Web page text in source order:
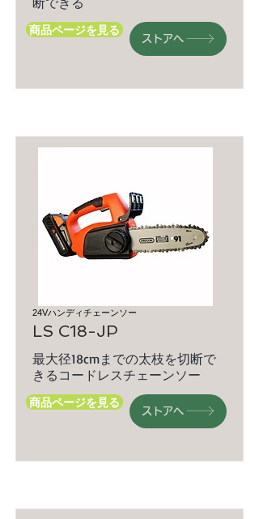
商品ページを見る
ストアへ
24Vハンディチェーンソー
LS C18-JP
最大径18cmまでの太枝を切断で
きるコードレスチェーンソー
商品ページを見る
ストアへ